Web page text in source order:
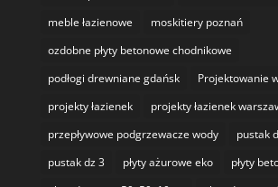
meble łazienowe
moskitiery poznań
ozdobne płyty betonowe chodnikowe
podłogi drewniane gdańsk
Projektowanie
projekty łazienek
projekty łazienek
przepływowe podgrzewacze wody
pustak
pustak dz 3
płyty ażurowe eko
płyty